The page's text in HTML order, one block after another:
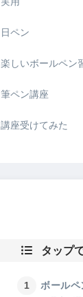
日ペン
楽しいボールペン
筆ペン講座
講座受けてみた
タップ
ボール